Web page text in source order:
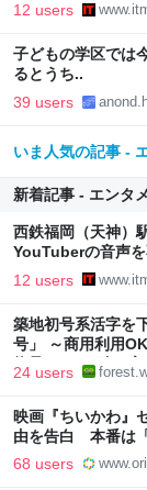
12 users
子どもの学区では
るとうち..
39 users
いま人気の記事 -
新着記事 - エンタメ
西鉄福岡（天神）
YouTuberの音声
12 users
築地初号系活字を
号」 ～商用利用
物足りない“強い言
24 users
映画『ちいかわ』
由を告白 本番は
68 users